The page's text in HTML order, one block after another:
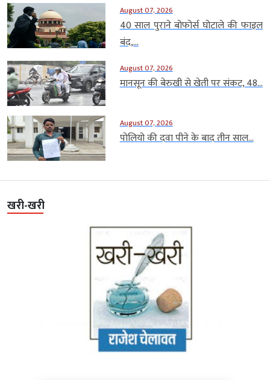
August 07, 2026
40 साल पुराने बोफोर्स घोटाले की फाइल
बंद,...
August 07, 2026
मानसून की बेरुखी से खेती पर संकट, 48...
August 07, 2026
पोलियो की दवा पीने के बाद तीन साल...
खरी-खरी